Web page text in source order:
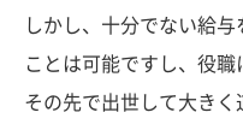
しかし、十分でない給
ことは可能ですし、役職
その先で出世して大きく